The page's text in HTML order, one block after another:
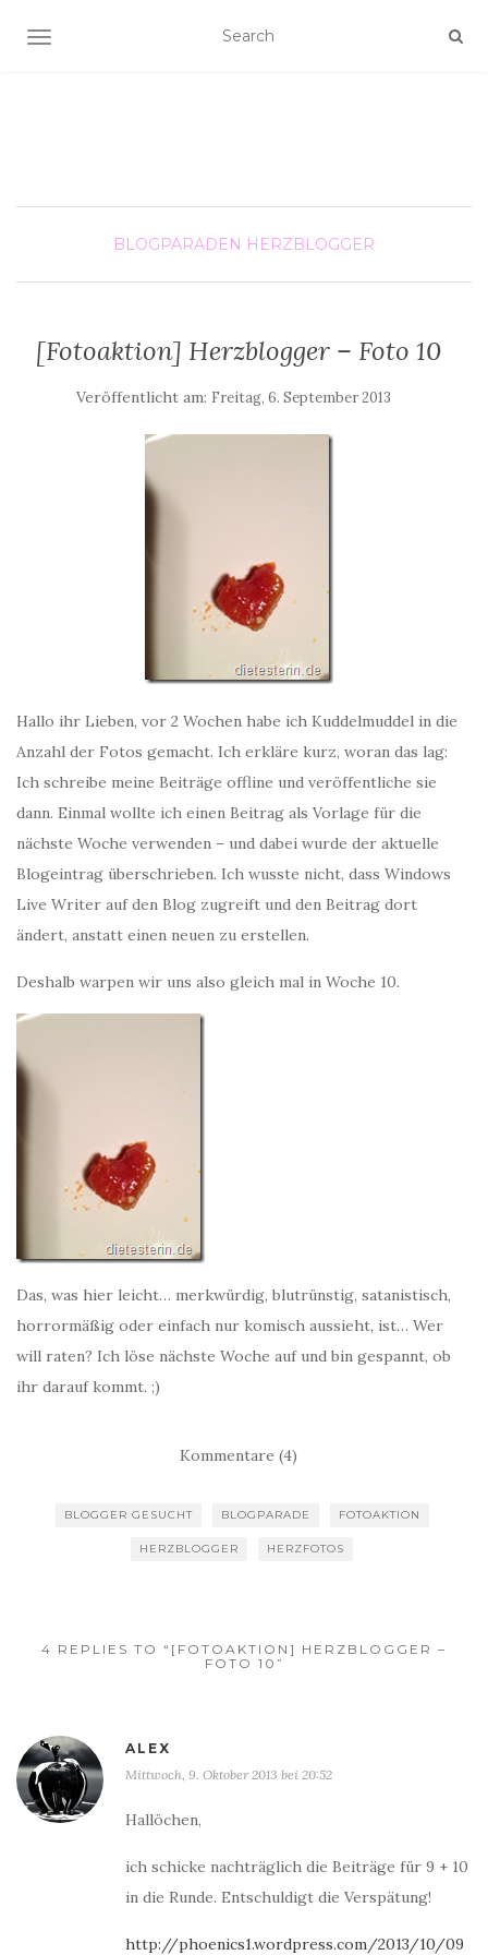
SCHALTE NAVIGATION
BLOGPARADEN HERZBLOGGER
[Fotoaktion] Herzblogger – Foto 10
Veröffentlicht am: Freitag, 6. September 2013
Hallo ihr Lieben, vor 2 Wochen habe ich Kuddelmuddel in die
Anzahl der Fotos gemacht. Ich erkläre kurz, woran das lag:
Ich schreibe meine Beiträge offline und veröffentliche sie
dann. Einmal wollte ich einen Beitrag als Vorlage für die
nächste Woche verwenden – und dabei wurde der aktuelle
Blogeintrag überschrieben. Ich wusste nicht, dass Windows
Live Writer auf den Blog zugreift und den Beitrag dort
ändert, anstatt einen neuen zu erstellen.
Deshalb warpen wir uns also gleich mal in Woche 10.
Das, was hier leicht… merkwürdig, blutrünstig, satanistisch,
horrormäßig oder einfach nur komisch aussieht, ist… Wer
will raten? Ich löse nächste Woche auf und bin gespannt, ob
ihr darauf kommt. ;)
Kommentare (4)
BLOGGER GESUCHT BLOGPARADE FOTOAKTION
HERZBLOGGER HERZFOTOS
4 REPLIES TO “[FOTOAKTION] HERZBLOGGER –
FOTO 10”
ALEX
Mittwoch, 9. Oktober 2013 bei 20:52
Hallöchen,
ich schicke nachträglich die Beiträge für 9 + 10
in die Runde. Entschuldigt die Verspätung!
http://phoenics1.wordpress.com/2013/10/09